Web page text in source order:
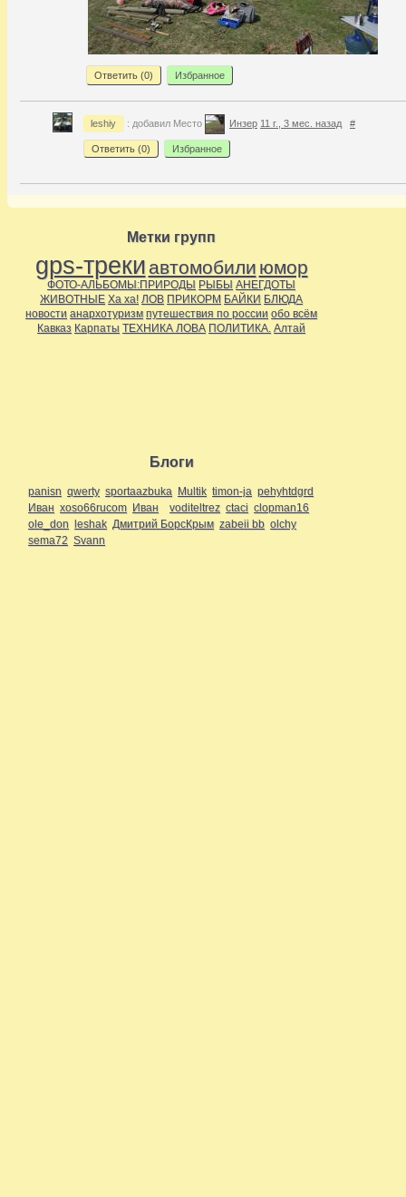
Ответить (0) Избранное
leshiy : добавил Место Инзер 11 г., 3 мес. назад #
Ответить (0) Избранное
Метки групп
gps-треки автомобили юмор
ФОТО-АЛЬБОМЫ:ПРИРОДЫ РЫБЫ АНЕГДОТЫ
ЖИВОТНЫЕ Ха ха! ЛОВ ПРИКОРМ БАЙКИ БЛЮДА
новости анархотуризм путешествия по россии обо всём
Кавказ Карпаты ТЕХНИКА ЛОВА ПОЛИТИКА. Алтай
Блоги
panisn qwerty sportaazbuka Multik timon-ja pehyhtdgrd
Иван xoso66rucom Иван voditeltrez ctaci clopman16
ole_don leshak Дмитрий БорсКрым zabeii bb olchy
sema72 Svann